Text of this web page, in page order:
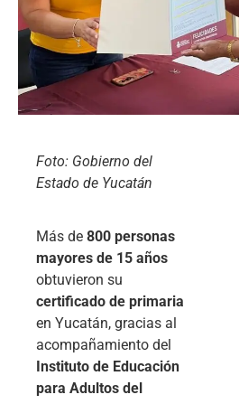
Foto: Gobierno del
Estado de Yucatán
Más de 800 personas
mayores de 15 años
obtuvieron su
certificado de primaria
en Yucatán, gracias al
acompañamiento del
Instituto de Educación
para Adultos del